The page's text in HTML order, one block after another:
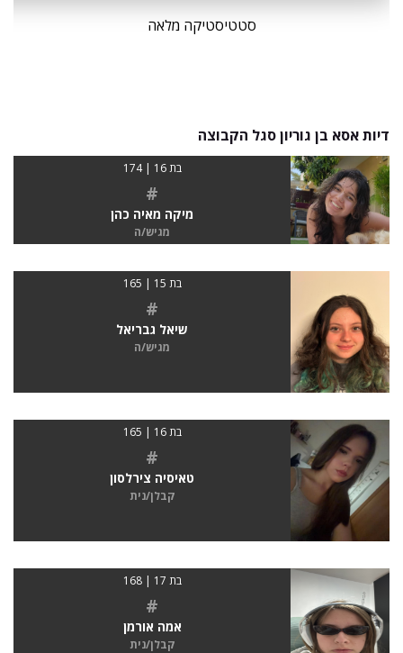
סטטיסטיקה מלאה
דיות אסא בן גוריון סגל הקבוצה
בת 16 | 174
#
מיקה מאיה כהן
מגיש/ה
בת 15 | 165
#
שיאל גבריאל
מגיש/ה
בת 16 | 165
#
טאיסיה צירלסון
קבלן/נית
בת 17 | 168
#
אמה אורמן
קבלן/נית